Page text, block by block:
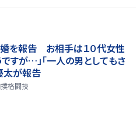
を報告 お相手は１０代女性
すが…」「一人の男としてもさ
太が報告
格闘技